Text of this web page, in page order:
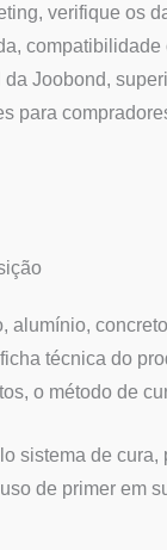
verifique os
Joobond,
para
técnica do
o método de
sistema de
de primer em